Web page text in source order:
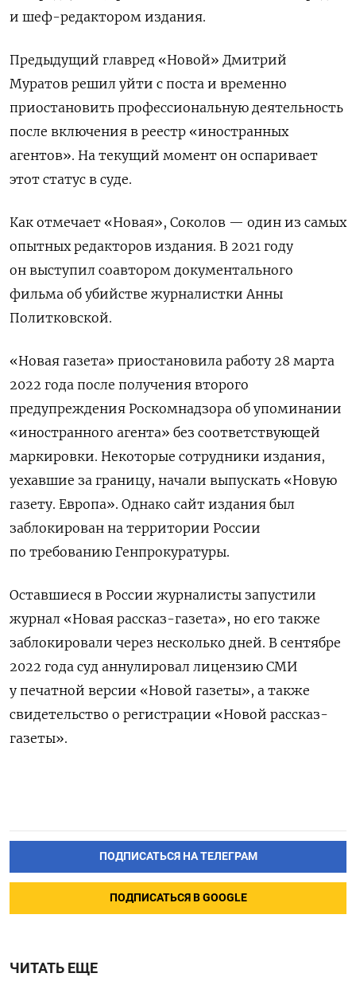
и шеф-редактором издания.
Предыдущий главред «Новой» Дмитрий
Муратов решил уйти с поста и временно
приостановить профессиональную деятельность
после включения в реестр «иностранных
агентов». На текущий момент он оспаривает
этот статус в суде.
Как отмечает «Новая», Соколов — один из самых
опытных редакторов издания. В 2021 году
он выступил соавтором документального
фильма об убийстве журналистки Анны
Политковской.
«Новая газета» приостановила работу 28 марта
2022 года после получения второго
предупреждения Роскомнадзора об упоминании
«иностранного агента» без соответствующей
маркировки. Некоторые сотрудники издания,
уехавшие за границу, начали выпускать «Новую
газету. Европа». Однако сайт издания был
заблокирован на территории России
по требованию Генпрокуратуры.
Оставшиеся в России журналисты запустили
журнал «Новая рассказ-газета», но его также
заблокировали через несколько дней. В сентябре
2022 года суд аннулировал лицензию СМИ
у печатной версии «Новой газеты», а также
свидетельство о регистрации «Новой рассказ-
газеты».
ПОДПИСАТЬСЯ НА ТЕЛЕГРАМ
ПОДПИСАТЬСЯ В GOOGLE
ЧИТАТЬ ЕЩЕ